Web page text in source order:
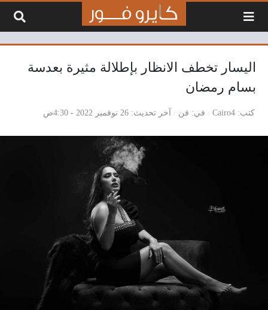
اليسار تخطف الانظار بإطلالة مثيرة بعدسة
بسام رمضان
كتب Cairo4 في فن آخر تحديث 26 نوفمبر 2022 - 4:30ص